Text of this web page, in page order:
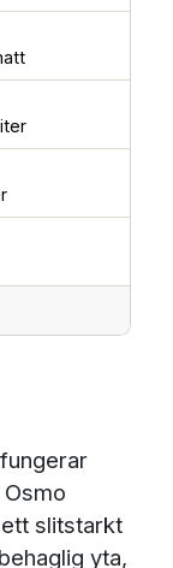
slitstarkt
yta,